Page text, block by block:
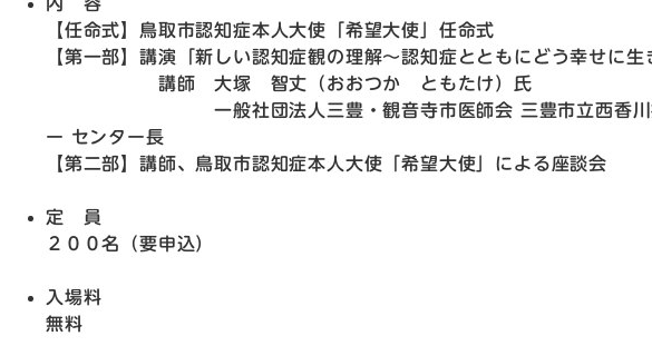
【任命式】鳥取市認知症本人大使「希望大使」任命式
【第一部】講演「新しい認知症観の理解～認知症とともにどう幸せに生
講師 大塚 智丈（おおつか ともたけ）氏
一般社団法人三豊・観音寺市医師会 三豊市立西香川病院
ー センター長
【第二部】講師、鳥取市認知症本人大使「希望大使」による座談会
定 員
２００名（要申込）
入場料
無料